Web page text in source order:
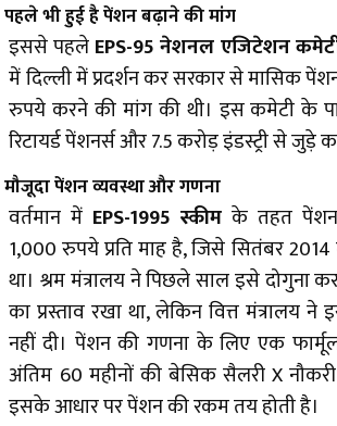
पहले भी हुई है पेंशन बढ़ाने की मांग
इससे पहलेEPS-95 नेशनल एजिटेशन
में दिल्ली में प्रदर्शन कर सरकार से मासिक
रुपये करने की मांग की थी। इस कमेटी के
रिटायर्ड पेंशनर्स और 7.5 करोड़ इंडस्ट्री से जुड़े
मौजूदा पेंशन व्यवस्था और गणना
वर्तमान में EPS-1995 स्कीम के तहत पेंशन
1,000 रुपये प्रति माह है, जिसे सितंबर 2014
था। श्रम मंत्रालय ने पिछले साल इसे दोगुना
का प्रस्ताव रखा था, लेकिन वित्त मंत्रालय ने
नहीं दी। पेंशन की गणना के लिए एक
अंतिम 60 महीनों की बेसिक सैलरी X
इसके आधार पर पेंशन की रकम तय होती है।